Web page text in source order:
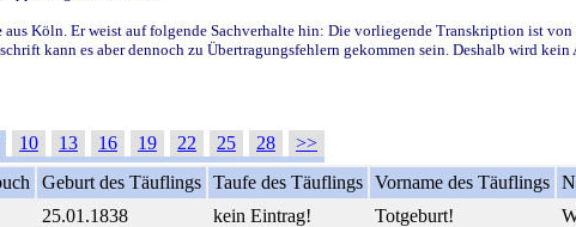
aus Köln. Er weist auf folgende Sachverhalte hin: Die vorliegende Transkription ist
kann es aber dennoch zu Übertragungsfehlern gekommen sein. Deshalb wird kein
10 13 16 19 22 25 28
>>
Geburt des Täuflings Taufe des Täuflings Vorname des Täuflings
25.01.1838 kein Eintrag! Totgeburt!